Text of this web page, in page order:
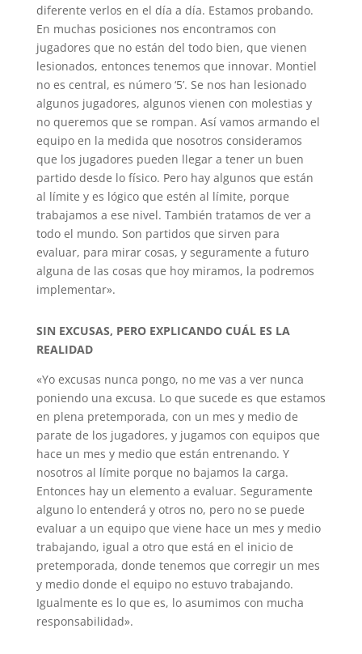
diferente verlos en el día a día. Estamos probando.
En muchas posiciones nos encontramos con
jugadores que no están del todo bien, que vienen
lesionados, entonces tenemos que innovar. Montiel
no es central, es número ‘5’. Se nos han lesionado
algunos jugadores, algunos vienen con molestias y
no queremos que se rompan. Así vamos armando el
equipo en la medida que nosotros consideramos
que los jugadores pueden llegar a tener un buen
partido desde lo físico. Pero hay algunos que están
al límite y es lógico que estén al límite, porque
trabajamos a ese nivel. También tratamos de ver a
todo el mundo. Son partidos que sirven para
evaluar, para mirar cosas, y seguramente a futuro
alguna de las cosas que hoy miramos, la podremos
implementar».
SIN EXCUSAS, PERO EXPLICANDO CUÁL ES LA
REALIDAD
«Yo excusas nunca pongo, no me vas a ver nunca
poniendo una excusa. Lo que sucede es que estamos
en plena pretemporada, con un mes y medio de
parate de los jugadores, y jugamos con equipos que
hace un mes y medio que están entrenando. Y
nosotros al límite porque no bajamos la carga.
Entonces hay un elemento a evaluar. Seguramente
alguno lo entenderá y otros no, pero no se puede
evaluar a un equipo que viene hace un mes y medio
trabajando, igual a otro que está en el inicio de
pretemporada, donde tenemos que corregir un mes
y medio donde el equipo no estuvo trabajando.
Igualmente es lo que es, lo asumimos con mucha
responsabilidad».